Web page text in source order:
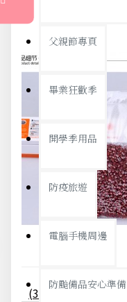
父親節專頁
畢業狂歡季
開學季用品
防疫旅遊
電腦手機周邊
防颱備品安心準備
(30入)食品真空包裝袋 食品級家用保鮮袋 無毒單面紋路真空袋 真空封口機專用袋 20X25cm